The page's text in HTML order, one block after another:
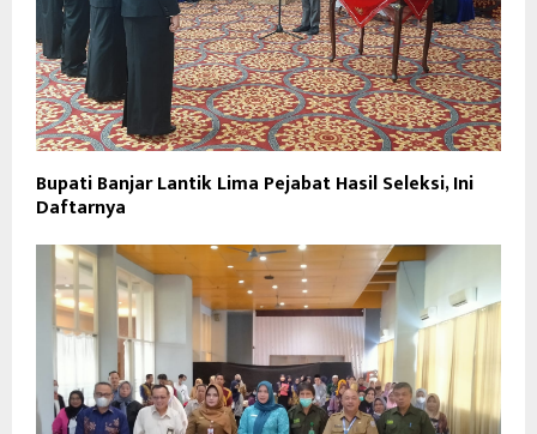
Bupati Banjar Lantik Lima Pejabat Hasil Seleksi, Ini
Daftarnya